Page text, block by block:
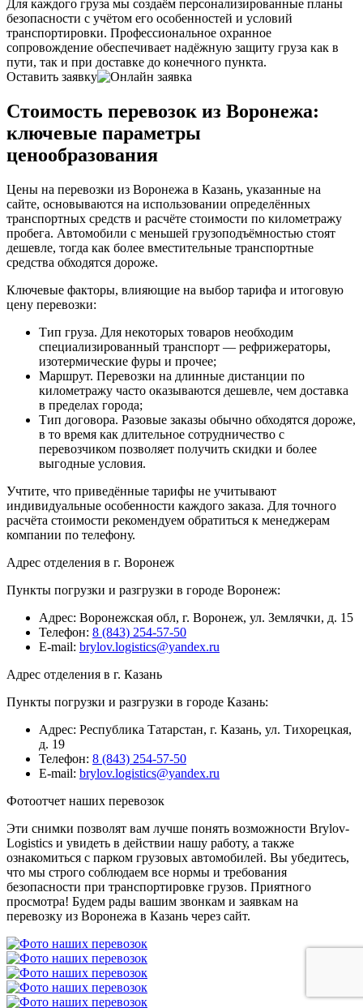
Для каждого груза мы создаём персонализированные планы
безопасности с учётом его особенностей и условий
транспортировки. Профессиональное охранное
сопровождение обеспечивает надёжную защиту груза как в
пути, так и при доставке до конечного пункта.
Оставить заявку
Стоимость перевозок из Воронежа:
ключевые параметры
ценообразования
Цены на перевозки из Воронежа в Казань, указанные на
сайте, основываются на использовании определённых
транспортных средств и расчёте стоимости по километражу
пробега. Автомобили с меньшей грузоподъёмностью стоят
дешевле, тогда как более вместительные транспортные
средства обходятся дороже.
Ключевые факторы, влияющие на выбор тарифа и итоговую
цену перевозки:
Тип груза. Для некоторых товаров необходим
специализированный транспорт — рефрижераторы,
изотермические фуры и прочее;
Маршрут. Перевозки на длинные дистанции по
километражу часто оказываются дешевле, чем доставка
в пределах города;
Тип договора. Разовые заказы обычно обходятся дороже,
в то время как длительное сотрудничество с
перевозчиком позволяет получить скидки и более
выгодные условия.
Учтите, что приведённые тарифы не учитывают
индивидуальные особенности каждого заказа. Для точного
расчёта стоимости рекомендуем обратиться к менеджерам
компании по телефону.
Адрес отделения в г. Воронеж
Пункты погрузки и разгрузки в городе Воронеж:
Адрес: Воронежская обл, г. Воронеж, ул. Землячки, д. 15
Телефон: 8 (843) 254-57-50
E-mail: brylov.logistics@yandex.ru
Адрес отделения в г. Казань
Пункты погрузки и разгрузки в городе Казань:
Адрес: Республика Татарстан, г. Казань, ул. Тихорецкая,
д. 19
Телефон: 8 (843) 254-57-50
E-mail: brylov.logistics@yandex.ru
Фотоотчет наших перевозок
Эти снимки позволят вам лучше понять возможности Brylov-
Logistics и увидеть в действии нашу работу, а также
ознакомиться с парком грузовых автомобилей. Вы убедитесь,
что мы строго соблюдаем все нормы и требования
безопасности при транспортировке грузов. Приятного
просмотра! Будем рады вашим звонкам и заявкам на
перевозку из Воронежа в Казань через сайт.